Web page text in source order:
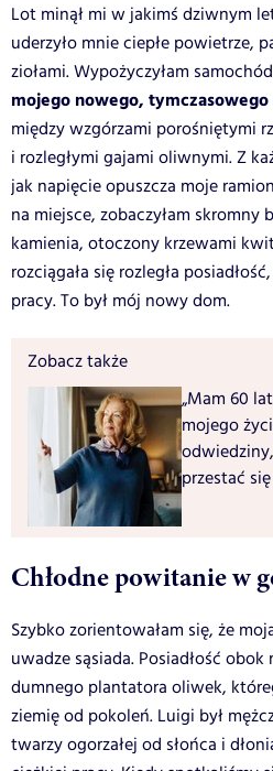
Lot minął mi w jakimś dziwnym
uderzyło mnie ciepłe powietrze,
ziołami. Wypożyczyłam
mojego nowego, tymczasowego
między wzgórzami porośniętymi
i rozległymi gajami oliwnymi. Z
jak napięcie opuszcza moje
na miejsce, zobaczyłam skromny
kamienia, otoczony krzewami
rozciągała się rozległa
pracy. To był mój nowy dom.
Zobacz także
„Mam 60
mojego
odwiedziny,
przestać
Chłodne powitanie w
Szybko zorientowałam się, że
uwadze sąsiada. Posiadłość obok
dumnego plantatora oliwek,
ziemię od pokoleń. Luigi był
twarzy ogorzałej od słońca i